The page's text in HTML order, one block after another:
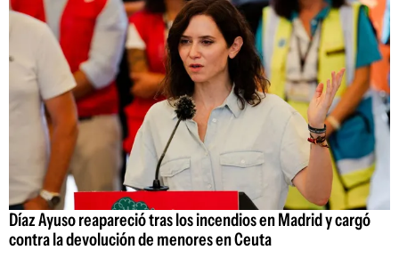
Díaz Ayuso reapareció tras los incendios en Madrid y cargó
contra la devolución de menores en Ceuta